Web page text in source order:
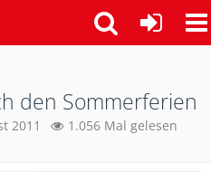
den Sommerferien
2011 1.056 Mal gelesen